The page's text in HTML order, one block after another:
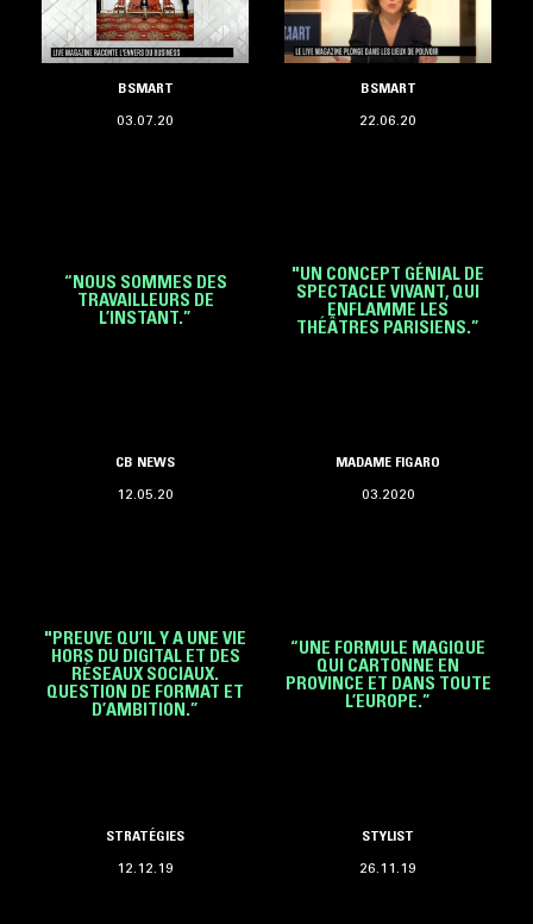
BSMART
03.07.20
BSMART
22.06.20
“NOUS SOMMES DES
TRAVAILLEURS DE
L’INSTANT.”
CB NEWS
12.05.20
"UN CONCEPT GÉNIAL DE
SPECTACLE VIVANT, QUI
ENFLAMME LES
THÉÂTRES PARISIENS.”
MADAME FIGARO
03.2020
"PREUVE QU’IL Y A UNE VIE
HORS DU DIGITAL ET DES
RÉSEAUX SOCIAUX.
QUESTION DE FORMAT ET
D’AMBITION.”
STRATÉGIES
12.12.19
“UNE FORMULE MAGIQUE
QUI CARTONNE EN
PROVINCE ET DANS TOUTE
L’EUROPE.”
STYLIST
26.11.19